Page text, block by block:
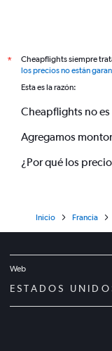
*
Cheapflights siempre
los precios no están
Esta es la razón:
Cheapflights no
Agregamos
¿Por qué los
Inicio Francia
Web
ESTADOS